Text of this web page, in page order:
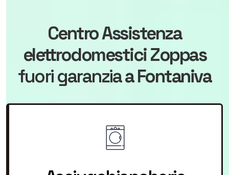
Centro Assistenza
elettrodomestici Zoppas
fuori garanziaa Fontaniva